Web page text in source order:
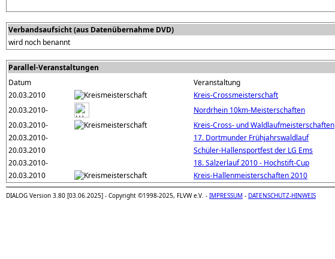
Verbandsaufsicht (aus Datenübernahme DVD)
wird noch benannt
Parallel-Veranstaltungen
Datum
Veranstaltung
20.03.2010
Kreis-Crossmeisterschaft
20.03.2010-
Nordrhein 10km-Meisterschaften
20.03.2010-
Kreis-Cross- und Waldlaufmeisterschaften
20.03.2010-
17. Dortmunder Frühjahrswaldlauf
20.03.2010
Schüler-Hallensportfest der LG Ems
20.03.2010-
18. Sälzerlauf 2010 - Hochstift-Cup
20.03.2010
Kreis-Hallenmeisterschaften 2010
DIALOG Version 3.80 [03.06.2025] - Copyright ©1998-2025, FLVW e.V. - IMPRESSUM - DATENSCHUTZ-HINWEIS